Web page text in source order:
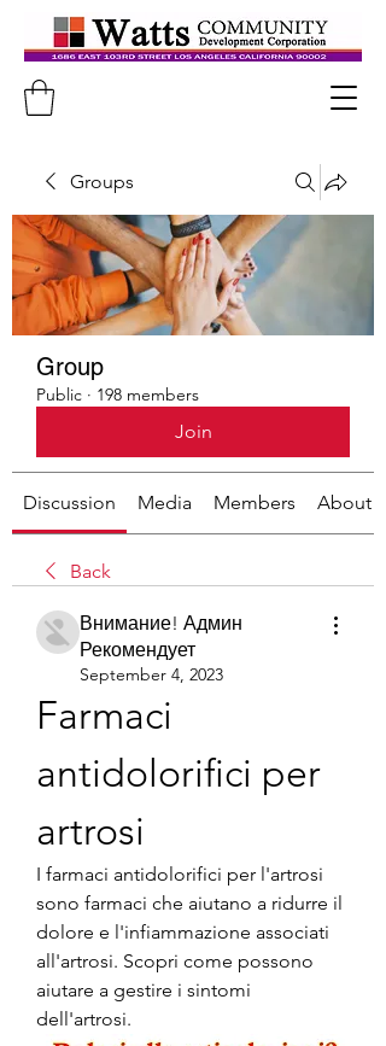
Groups
Group
Public · 198 members
Join
Discussion Media Members About
Back
Внимание! Админ
Рекомендует
September 4, 2023
Farmaci
antidolorifici per
artrosi
I farmaci antidolorifici per l'artrosi
sono farmaci che aiutano a ridurre il
dolore e l'infiammazione associati
all'artrosi. Scopri come possono
aiutare a gestire i sintomi
dell'artrosi.